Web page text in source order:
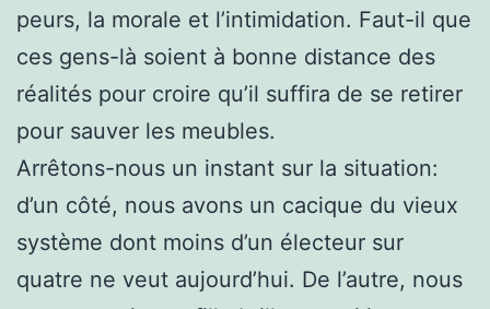
peurs, la morale et l’intimidation. Faut-il que
ces gens-là soient à bonne distance des
réalités pour croire qu’il suffira de se retirer
pour sauver les meubles.
Arrêtons-nous un instant sur la situation:
d’un côté, nous avons un cacique du vieux
système dont moins d’un électeur sur
quatre ne veut aujourd’hui. De l’autre, nous